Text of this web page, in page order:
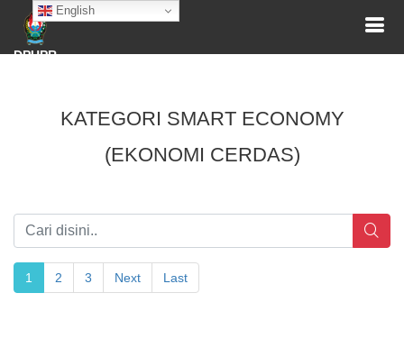
English
DPUPR
KATEGORI SMART ECONOMY
(EKONOMI CERDAS)
1 2 3 Next Last